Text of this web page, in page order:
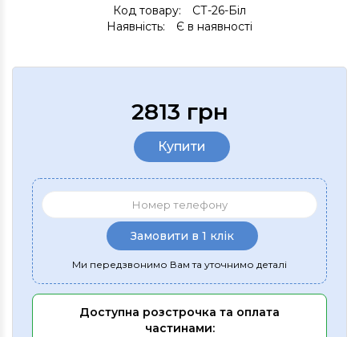
Код товару:
СТ-26-Біл
Наявність:
Є в наявності
2813 грн
Купити
Замовити в 1 клік
Ми передзвонимо Вам та уточнимо деталі
Доступна розстрочка та оплата
частинами: